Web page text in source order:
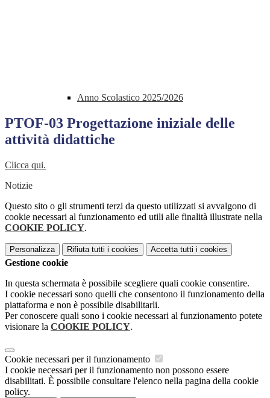
Anno Scolastico 2025/2026
PTOF-03 Progettazione iniziale delle
attività didattiche
Clicca qui.
Notizie
Questo sito o gli strumenti terzi da questo utilizzati si avvalgono di
cookie necessari al funzionamento ed utili alle finalità illustrate nella
COOKIE POLICY.
Personalizza Rifiuta tutti i cookies Accetta tutti i cookies
Gestione cookie
In questa schermata è possibile scegliere quali cookie consentire.
I cookie necessari sono quelli che consentono il funzionamento della
piattaforma e non è possibile disabilitarli.
Per conoscere quali sono i cookie necessari al funzionamento potete
visionare la COOKIE POLICY.
Cookie necessari per il funzionamento
I cookie necessari per il funzionamento non possono essere
disabilitati. È possibile consultare l'elenco nella pagina della cookie
policy.